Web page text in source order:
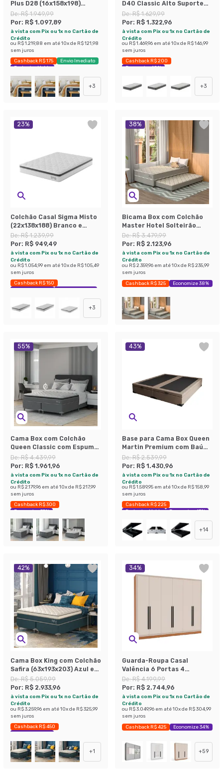
Plus D28 (16x158x198)
Branco e Azul
De:R$ 1.949,99
Por: R$ 1.097,89
à vista com Pix ou 1x no Cartão de
Crédito
ou R$ 1.219,88 em até10x de R$ 121,98
sem juros
Cashback R$ 175
Envio Imediato
Exclusivo Mobly
+3
D40 Classic Alto Suporte
(24x138x188) Cinza
De:R$ 1.629,99
Por: R$ 1.322,96
à vista com Pix ou 1x no Cartão de
Crédito
ou R$ 1.469,96 em até10x de R$ 146,99
sem juros
Cashback R$ 200
Economize 18%
+3
23%
Colchão Casal Sigma Misto
(22x138x188) Branco e
Cinza
De:R$ 1.239,99
Por: R$ 949,49
à vista com Pix ou 1x no Cartão de
Crédito
ou R$ 1.054,99 em até10x de R$ 105,49
sem juros
Cashback R$ 150
Exclusivo Mobly
Economize 23%
+3
38%
Bicama Box com Colchão
Master Hotel Solteirão
Molejo Superelastic
(67x108x198) Bege
De:R$ 3.479,99
Por: R$ 2.123,96
à vista com Pix ou 1x no Cartão de
Crédito
ou R$ 2.359,96 em até10x de R$ 235,99
sem juros
Cashback R$ 325 Economize 38%
55%
Cama Box com Colchão
Queen Classic com Espuma
D40 (66x158x198) Cinza
De:R$ 4.439,99
Por: R$ 1.961,96
à vista com Pix ou 1x no Cartão de
Crédito
ou R$ 2.179,96 em até10x de R$ 217,99
sem juros
Cashback R$ 300
Economize 55%
43%
Base para Cama Box Queen
Martin Premium com Baú
Suede (45x158x198) Bege
De:R$ 2.539,99
Por: R$ 1.430,96
à vista com Pix ou 1x no Cartão de
Crédito
ou R$ 1.589,95 em até10x de R$ 158,99
sem juros
Cashback R$ 225
Exclusivo Mobly
Economize 43%
+14
42%
Cama Box King com Colchão
Safira (63x193x203) Azul e
Branco
De:R$ 5.059,99
Por: R$ 2.933,96
à vista com Pix ou 1x no Cartão de
Crédito
ou R$ 3.259,96 em até10x de R$ 325,99
sem juros
Cashback R$ 450
Economize 42%
+1
34%
Guarda-Roupa Casal
Valência 6 Portas 4
Gavetas Freijó e Creme
De:R$ 4.199,99
Por: R$ 2.744,96
à vista com Pix ou 1x no Cartão de
Crédito
ou R$ 3.049,96 em até10x de R$ 304,99
sem juros
Cashback R$ 425 Economize 34%
+59